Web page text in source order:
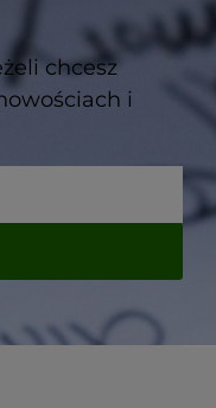
chcesz
i